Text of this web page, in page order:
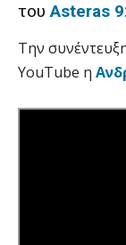
τουAsteras
Την
YouTube η